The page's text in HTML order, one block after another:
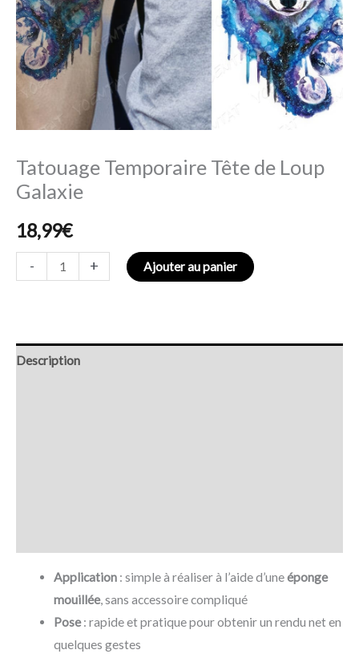
Tatouage Temporaire Tête de Loup
Galaxie
18,99€
- + Ajouter au panier
Description
Application: simple à réaliser à l’aide d’uneéponge
mouillée, sans accessoire compliqué
Pose: rapide et pratique pour obtenir un rendu net en
quelques gestes